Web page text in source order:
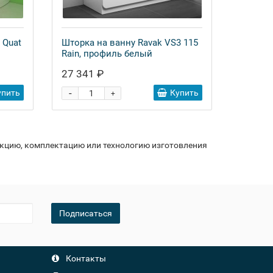
Шторка на ванну Ravak VS3 115
Rain, профиль белый
27 341 ₽
+
- Купить
комплектацию или технологию изготовления
Подписаться
Контакты